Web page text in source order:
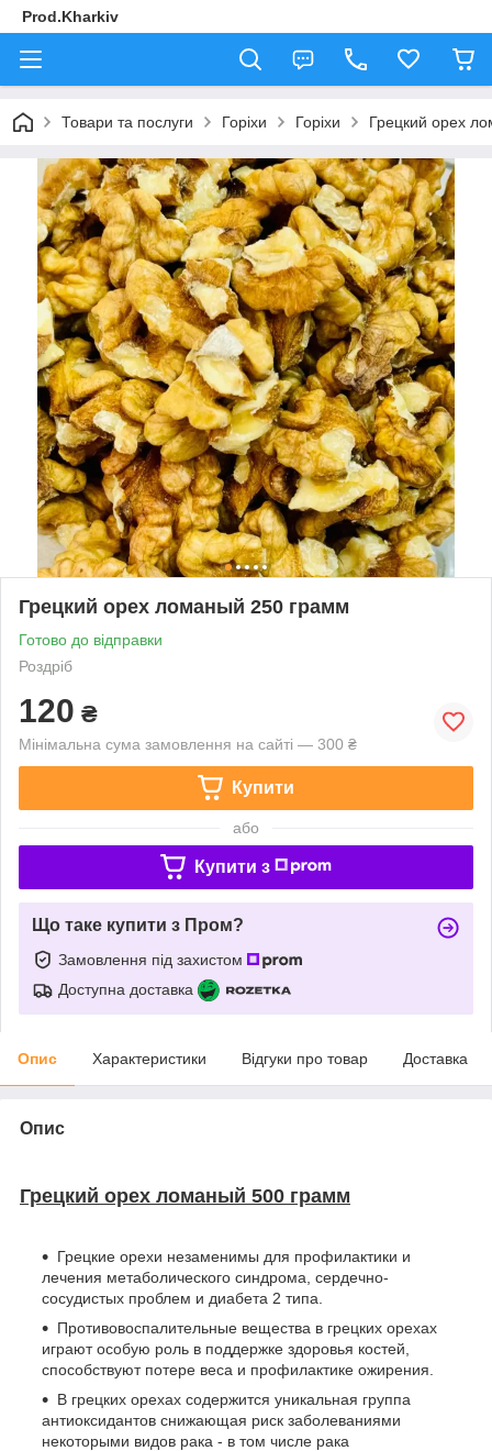
Prod.Kharkiv
Товари та послуги Горіхи Горіхи Грецкий орех
Грецкий орех ломаный 250 грамм
Готово до відправки
Роздріб
120 ₴
Мінімальна сума замовлення на сайті — 300 ₴
Купити
або
Купити з
Що таке купити з Пром?
Замовлення під захистом
Доступна доставка
Опис Характеристики Відгуки про товар Доставка
Опис
Грецкий орех ломаный 500 грамм
Грецкие орехи незаменимы для профилактики и
лечения метаболического синдрома, сердечно-
сосудистых проблем и диабета 2 типа.
Противовоспалительные вещества в грецких орехах
играют особую роль в поддержке здоровья костей,
способствуют потере веса и профилактике ожирения.
В грецких орехах содержится уникальная группа
антиоксидантов снижающая риск заболеваниями
некоторыми видов рака - в том числе рака